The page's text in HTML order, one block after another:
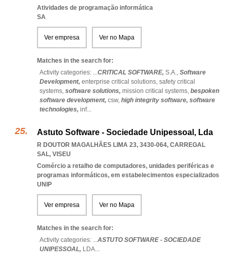
Atividades de programação informática
SA
Ver empresa Ver no Mapa
Matches in the search for:
Activity categories: ...CRITICAL SOFTWARE, S.A., Software
Development, enterprise critical solutions, safety critical
systems, software solutions, mission critical systems, bespoken
software development, csw, high integrity software, software
technologies, inf...
Astuto Software - Sociedade Unipessoal, Lda
R DOUTOR MAGALHÃES LIMA 23, 3430-064, CARREGAL
SAL, VISEU
Comércio a retalho de computadores, unidades periféricas e
programas informáticos, em estabelecimentos especializados
UNIP
Ver empresa Ver no Mapa
Matches in the search for:
Activity categories: ...ASTUTO SOFTWARE - SOCIEDADE
UNIPESSOAL, LDA...